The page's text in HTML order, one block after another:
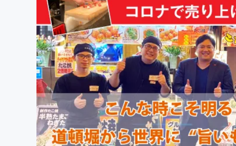
映像・映画
ビジネス・起業
まちづくり・地域活性化